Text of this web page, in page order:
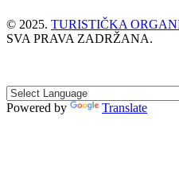
© 2025. TURISTIČKA
SVA PRAVA ZADRŽANA.
Powered by Translate